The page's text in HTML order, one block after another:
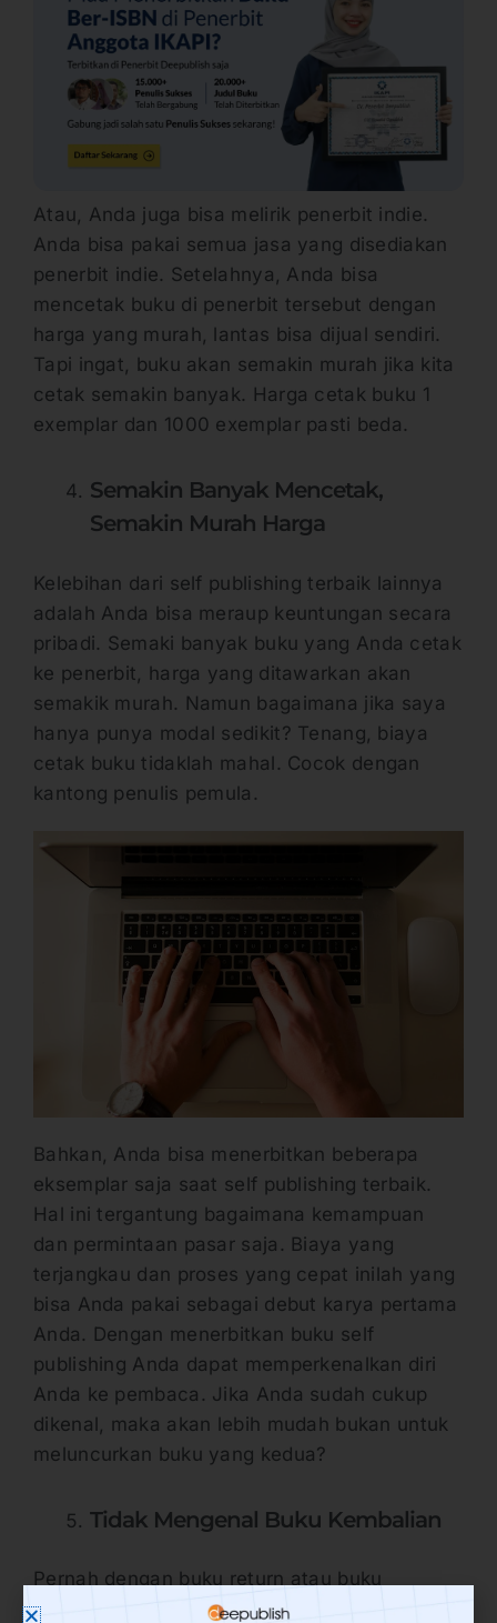
Atau, Anda juga bisa melirik penerbit indie.
Anda bisa pakai semua jasa yang disediakan
penerbit indie. Setelahnya, Anda bisa
mencetak buku di penerbit tersebut dengan
harga yang murah, lantas bisa dijual sendiri.
Tapi ingat, buku akan semakin murah jika kita
cetak semakin banyak. Harga cetak buku 1
exemplar dan 1000 exemplar pasti beda.
Semakin Banyak Mencetak,
Semakin Murah Harga
Kelebihan dari self publishing terbaik lainnya
adalah Anda bisa meraup keuntungan secara
pribadi. Semaki banyak buku yang Anda cetak
ke penerbit, harga yang ditawarkan akan
semakik murah. Namun bagaimana jika saya
hanya punya modal sedikit? Tenang, biaya
cetak buku tidaklah mahal. Cocok dengan
kantong penulis pemula.
Bahkan, Anda bisa menerbitkan beberapa
eksemplar saja saat self publishing terbaik.
Hal ini tergantung bagaimana kemampuan
dan permintaan pasar saja. Biaya yang
terjangkau dan proses yang cepat inilah yang
bisa Anda pakai sebagai debut karya pertama
Anda. Dengan menerbitkan buku self
publishing Anda dapat memperkenalkan diri
Anda ke pembaca. Jika Anda sudah cukup
dikenal, maka akan lebih mudah bukan untuk
meluncurkan buku yang kedua?
Tidak Mengenal Buku Kembalian
Pernah dengan buku return atau buku
kembalian? Jika belum, sebenarnya sistem